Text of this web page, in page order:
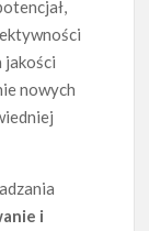
jakości
nowych
i